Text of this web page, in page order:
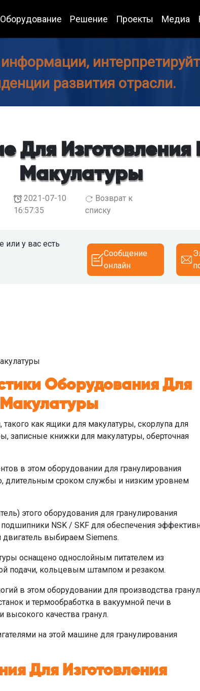
Оборудование Решение Проекты Медиа
развития отрасли.
Для Изготовления
Макулатуры
2021-07-10
16:57:35
Возврат к
списку
или у вас есть
Сообщение
онлайн
Оборудования Для
Макулатуры
как ящики для макулатуры, скорлупа для
записные книжки для макулатуры, оберточная
в этом оборудовании для гранулирования
длительным сроком службы и низким уровнем
этого оборудования для гранулирования
NSK / SKF для обеспечения
выбираем Siemens.
оснащено однослойным питателем из
подачи, кольцевым штампом и резаком.
в этом оборудовании для производства
и термообработка в вакуумной печи в
качества гранул.
на этой машине для гранулирования
Для Изготовления